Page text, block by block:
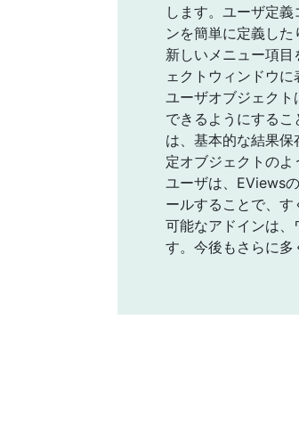
します。ユーザ定
ンを簡単に定義し
新しいメニュー項
ェクトウィンドウに
ユーザオブジェク
できるようにする
は、基本的な結果
定オブジェクトのよ
ユーザは、EViews
ールすることで、す
可能なアドインは、
す。今後もさらに多